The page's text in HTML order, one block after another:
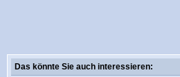
Das könnte Sie auch interessieren: